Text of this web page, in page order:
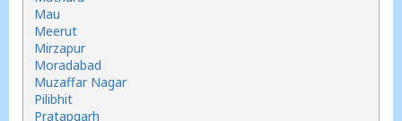
Mau
Meerut
Mirzapur
Moradabad
Muzaffar Nagar
Pilibhit
Pratapgarh